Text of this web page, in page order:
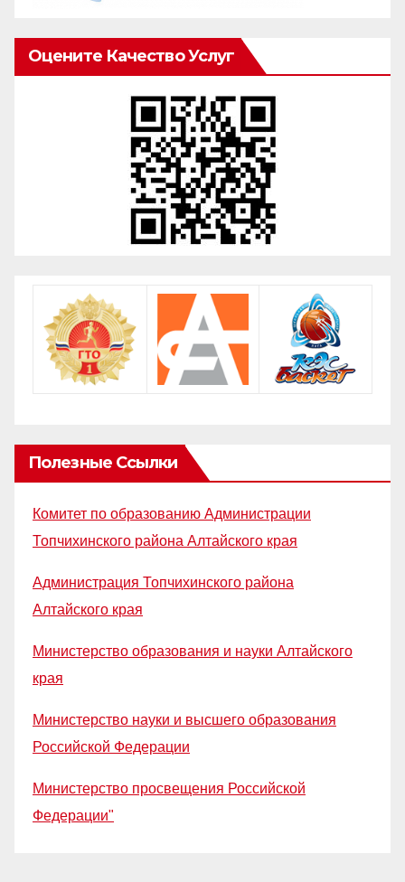
Оцените Качество Услуг
Полезные Ссылки
Комитет по образованию Администрации
Топчихинского района Алтайского края
Администрация Топчихинского района
Алтайского края
Министерство образования и науки Алтайского
края
Министерство науки и высшего образования
Российской Федерации
Министерство просвещения Российской
Федерации"